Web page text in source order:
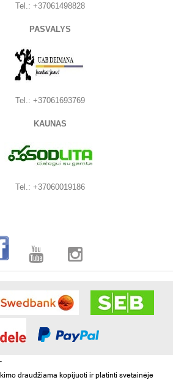
Tel.: +37061498828
PASVALYS
Tel.: +37061693769
KAUNAS
Tel.: +37060019186
draudžiama kopijuoti ir platinti svetainėje